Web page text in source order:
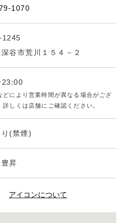
1070
1245
谷市荒川１５４－２
23:00
により営業時間が異なる場合がござ
詳しくは店舗にご確認ください。
(禁煙)
豊昇
アイコンについて